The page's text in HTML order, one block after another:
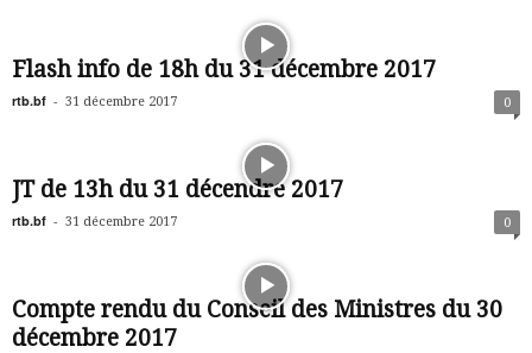
Flash info de 18h du 31 décembre 2017
rtb.bf - 31 décembre 2017 0
JT de 13h du 31 décendre 2017
rtb.bf - 31 décembre 2017 0
Compte rendu du Conseil des Ministres du 30
décembre 2017